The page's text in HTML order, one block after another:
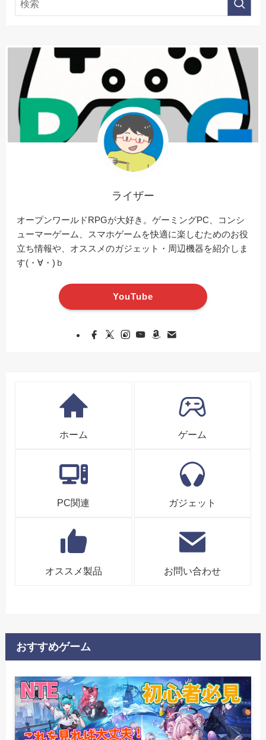
ライザー
オープンワールドRPGが大好き。ゲーミングPC、コンシ
ューマーゲーム、スマホゲームを快適に楽しむためのお役
立ち情報や、オススメのガジェット・周辺機器を紹介しま
す(・∀・)ｂ
YouTube
ホーム ゲーム
PC関連 ガジェット
オススメ製品 お問い合わせ
おすすめゲーム